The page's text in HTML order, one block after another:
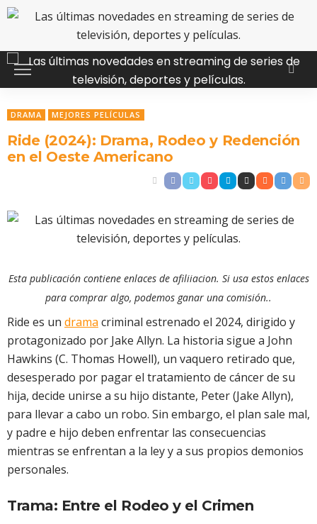
DRAMA MEJORES PELÍCULAS
Ride (2024): Drama, Rodeo y Redención
en el Oeste Americano
Esta publicación contiene enlaces de afiliiacion. Si usa estos enlaces
para comprar algo, podemos ganar una comisión..
Ride es un drama criminal estrenado el 2024, dirigido y
protagonizado por Jake Allyn. La historia sigue a John
Hawkins (C. Thomas Howell), un vaquero retirado que,
desesperado por pagar el tratamiento de cáncer de su
hija, decide unirse a su hijo distante, Peter (Jake Allyn),
para llevar a cabo un robo. Sin embargo, el plan sale mal,
y padre e hijo deben enfrentar las consecuencias
mientras se enfrentan a la ley y a sus propios demonios
personales.
Trama: Entre el Rodeo y el Crimen